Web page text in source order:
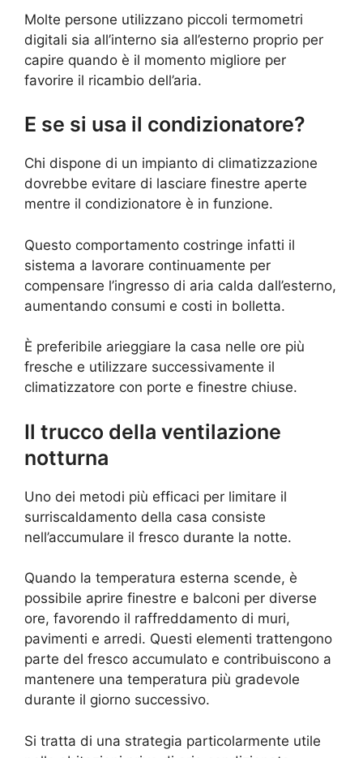
Molte persone utilizzano piccoli termometri
digitali sia all’interno sia all’esterno proprio per
capire quando è il momento migliore per
favorire il ricambio dell’aria.
E se si usa il condizionatore?
Chi dispone di un impianto di climatizzazione
dovrebbe evitare di lasciare finestre aperte
mentre il condizionatore è in funzione.
Questo comportamento costringe infatti il
sistema a lavorare continuamente per
compensare l’ingresso di aria calda dall’esterno,
aumentando consumi e costi in bolletta.
È preferibile arieggiare la casa nelle ore più
fresche e utilizzare successivamente il
climatizzatore con porte e finestre chiuse.
Il trucco della ventilazione
notturna
Uno dei metodi più efficaci per limitare il
surriscaldamento della casa consiste
nell’accumulare il fresco durante la notte.
Quando la temperatura esterna scende, è
possibile aprire finestre e balconi per diverse
ore, favorendo il raffreddamento di muri,
pavimenti e arredi. Questi elementi trattengono
parte del fresco accumulato e contribuiscono a
mantenere una temperatura più gradevole
durante il giorno successivo.
Si tratta di una strategia particolarmente utile